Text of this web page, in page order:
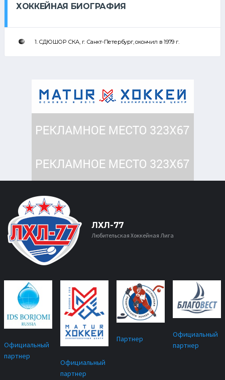
ХОККЕЙНАЯ БИОГРАФИЯ
1. СДЮШОР СКА, г. Санкт-Петербург, окончил в 1979 г.
ЛХЛ-77
Любительская Хоккейная Лига
Официальный
партнер
Официальный
партнер
Партнер
Официальный
партнер